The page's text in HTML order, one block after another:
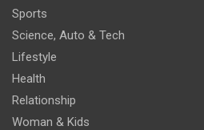
Sports
Science, Auto & Tech
Lifestyle
Health
Relationship
Woman & Kids